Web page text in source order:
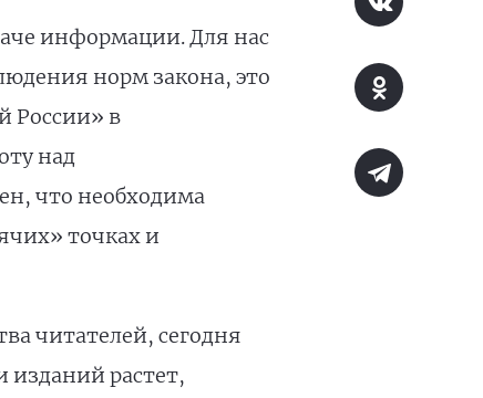
информации. Для нас
норм закона, это
России» в
над
что необходима
точках и
читателей, сегодня
изданий растет,